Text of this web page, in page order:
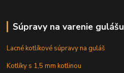
Súpravy na varenie gulášu
Lacné kotlíkové súpravy na guláš
Kotlíky s 1,5 mm kotlinou